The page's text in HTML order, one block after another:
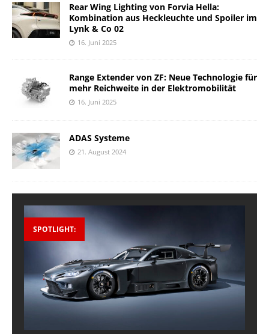
Rear Wing Lighting von Forvia Hella:
Kombination aus Heckleuchte und Spoiler im
Lynk & Co 02
16. Juni 2025
Range Extender von ZF: Neue Technologie für
mehr Reichweite in der Elektromobilität
16. Juni 2025
ADAS Systeme
21. August 2024
SPOTLIGHT: